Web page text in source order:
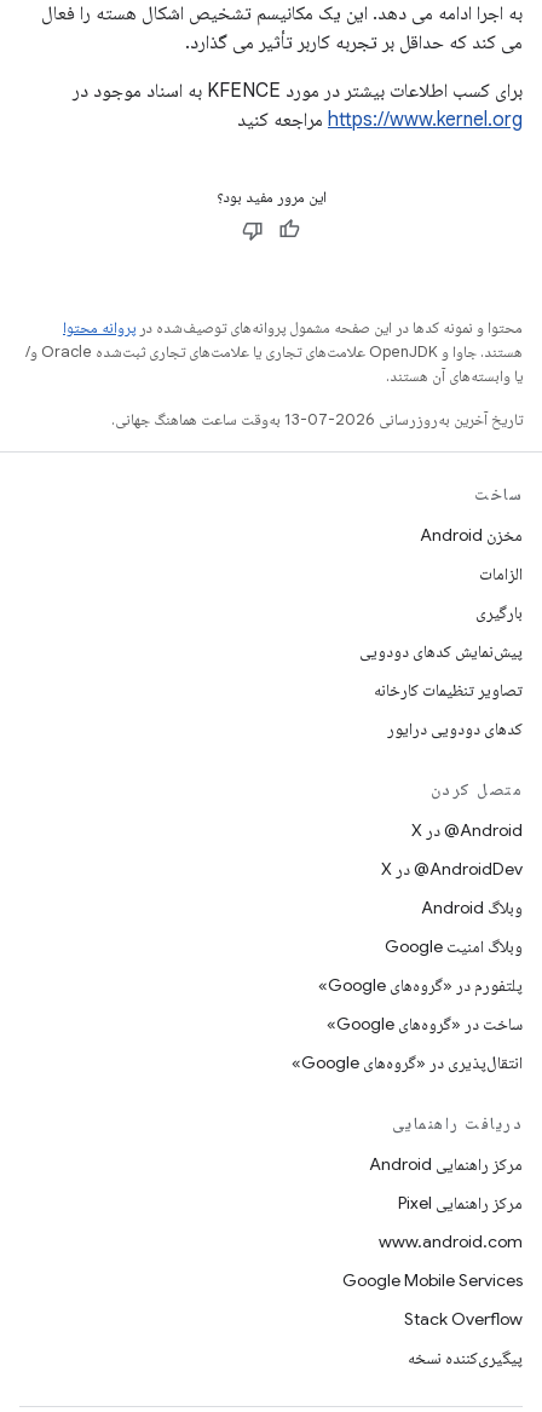
به اجرا ادامه می دهد. این یک مکانیسم تشخیص اشکال هسته را فعال
می کند که حداقل بر تجربه کاربر تأثیر می گذارد.
برای کسب اطلاعات بیشتر در مورد KFENCE به اسناد موجود در
https://www.kernel.org مراجعه کنید
این مرور مفید بود؟
محتوا و نمونه کدها در این صفحه مشمول پروانه‌های توصیف‌شده در پروانه محتوا
هستند. جاوا و OpenJDK علامت‌های تجاری یا علامت‌های تجاری ثبت‌شده Oracle و/
یا وابسته‌های آن هستند.
تاریخ آخرین به‌روزرسانی 2026-07-13 به‌وقت ساعت هماهنگ جهانی.
ساخت
مخزن Android
الزامات
بارگیری
پیش‌نمایش کدهای دودویی
تصاویر تنظیمات کارخانه
کدهای دودویی درایور
متصل کردن
‫‎@Android در X
‫‎@AndroidDev در X
وبلاگ Android
وبلاگ امنیت Google
پلتفورم در «گروه‌های Google»
ساخت در «گروه‌های Google»
انتقال‌پذیری در «گروه‌های Google»
دریافت راهنمایی
مرکز راهنمایی Android
مرکز راهنمایی Pixel
www.android.com
Google Mobile Services
Stack Overflow
پیگیری‌کننده نسخه